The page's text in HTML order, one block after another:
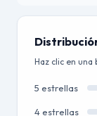
Haz clic en
5 estrellas
4 estrellas